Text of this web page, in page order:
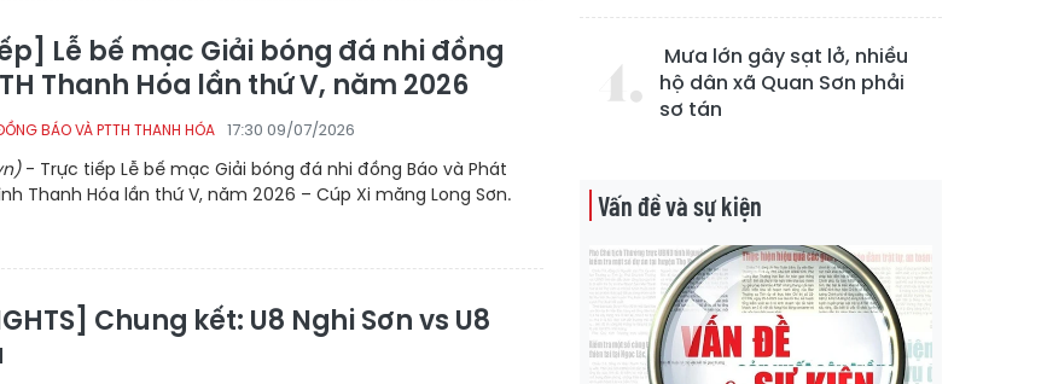
Lễ bế mạc Giải bóng đá nhi đồng
Thanh Hóa lần thứ V, năm 2026
BÁO VÀ PTTH THANH HÓA 17:30 09/07/2026
- Trực tiếp Lễ bế mạc Giải bóng đá nhi đồng Báo và Phát
Thanh Hóa lần thứ V, năm 2026 – Cúp Xi măng Long Sơn.
Chung kết: U8 Nghi Sơn vs U8
Mưa lớn gây sạt lở, nhiều
hộ dân xã Quan Sơn phải
sơ tán
Vấn đề và sự kiện